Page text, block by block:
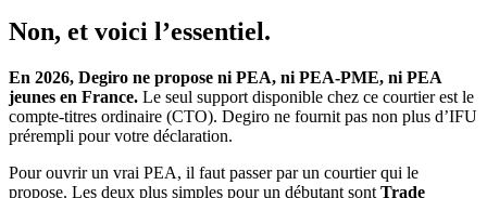
Non, et voici l’essentiel.
En 2026, Degiro ne propose ni PEA, ni PEA-PME, ni PEA
jeunes en France. Le seul support disponible chez ce courtier est le
compte-titres ordinaire (CTO). Degiro ne fournit pas non plus d’IFU
prérempli pour votre déclaration.
Pour ouvrir un vrai PEA, il faut passer par un courtier qui le
propose. Les deux plus simples pour un débutant sont Trade